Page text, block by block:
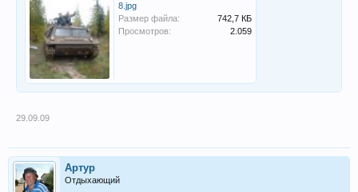
8.jpg
Размер файла:
742,7 КБ
Просмотров:
2.059
29.09.09
Артур
Отдыхающий